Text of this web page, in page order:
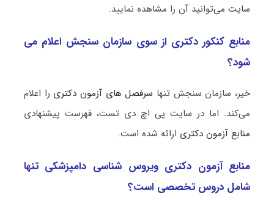
سایت می‌توانید آن را مشاهده نمایید.
منابع کنکور دکتری از سوی سازمان سنجش اعلام می
شود؟
خیر، سازمان سنجش تنها سرفصل های آزمون دکتری را اعلام
می‌کند. اما در سایت پی اچ دی تست، فهرست پیشنهادی
منابع آزمون دکتری ارائه شده است.
منابع آزمون دکتری ویروس ‌شناسی دامپزشکی تنها
شامل دروس تخصصی است؟